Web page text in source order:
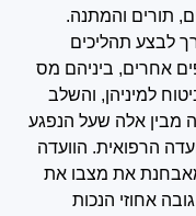
תורים והמתנה.
לבצע תהליכים
אחרים, ביניהם מס
למיניהן, והשלב
מבין אלה שעל הנפגע
הרפואית. הוועדה
את מצבו את
אחוזי הנכות